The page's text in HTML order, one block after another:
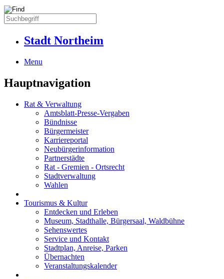
Stadt Northeim
Menu
Hauptnavigation
Rat & Verwaltung
Amtsblatt-Presse-Vergaben
Bündnisse
Bürgermeister
Karriereportal
Neubürgerinformation
Partnerstädte
Rat - Gremien - Ortsrecht
Stadtverwaltung
Wahlen
Tourismus & Kultur
Entdecken und Erleben
Museum, Stadthalle, Bürgersaal, Waldbühne
Sehenswertes
Service und Kontakt
Stadtplan, Anreise, Parken
Übernachten
Veranstaltungskalender